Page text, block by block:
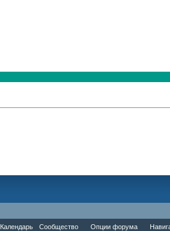
Календарь Сообщество Опции форума